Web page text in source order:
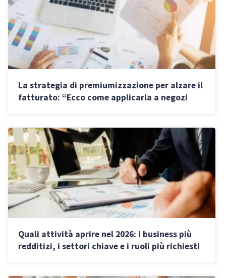
La strategia di premiumizzazione per alzare il
fatturato: “Ecco come applicarla a negozi
Quali attività aprire nel 2026: i business più
redditizi, i settori chiave e i ruoli più richiesti